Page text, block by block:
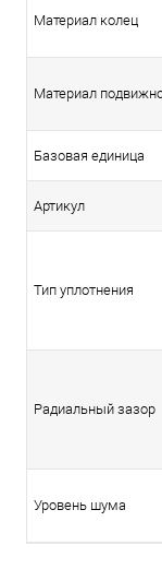
Материал колец
Материал
Базовая единица
Артикул
Тип уплотнения
Радиальный зазор
Уровень шума